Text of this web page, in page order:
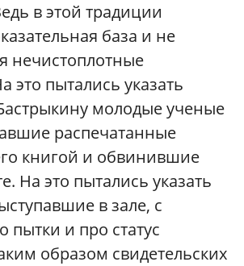
в этой традиции
база и не
нечистоплотные
это пытались указать
молодые ученые
распечатанные
книгой и обвинившие
На это пытались указать
в зале, с
пытки и про статус
образом свидетельских